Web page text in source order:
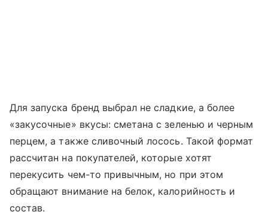
Для запуска бренд выбрал не сладкие, а более
«закусочные» вкусы: сметана с зеленью и черным
перцем, а также сливочный лосось. Такой формат
рассчитан на покупателей, которые хотят
перекусить чем-то привычным, но при этом
обращают внимание на белок, калорийность и
состав.